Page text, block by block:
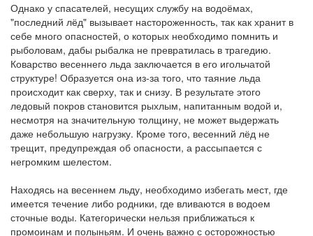
Однако у спасателей, несущих службу на водоёмах,
"последний лёд" вызывает настороженность, так как хранит в
себе много опасностей, о которых необходимо помнить и
рыболовам, дабы рыбалка не превратилась в трагедию.
Коварство весеннего льда заключается в его игольчатой
структуре! Образуется она из-за того, что таяние льда
происходит как сверху, так и снизу. В результате этого
ледовый покров становится рыхлым, напитанным водой и,
несмотря на значительную толщину, не может выдержать
даже небольшую нагрузку. Кроме того, весенний лёд не
трещит, предупреждая об опасности, а рассыпается с
негромким шелестом.
Находясь на весеннем льду, необходимо избегать мест, где
имеется течение либо родники, где вливаются в водоем
сточные воды. Категорически нельзя приближаться к
промоинам и полыньям. И очень важно с осторожностью